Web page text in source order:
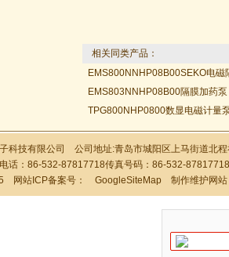
相关同类产品：
EMS800NNHP08B00SEKO电磁
EMS803NNHP08B00隔膜加药泵
TPG800NHP0800数显电磁计量
科技有限公司 公司地址:青岛市城阳区上马街道北
话：86-532-87817718传真号码：86-532-
网站ICP备案号： GoogleSiteMap 制作维护网站